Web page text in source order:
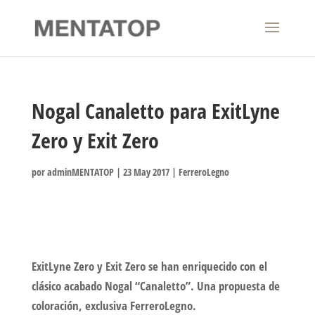
Nogal Canaletto para ExitLyne
Zero y Exit Zero
poradminMENTATOP| 23 May 2017| FerreroLegno
ExitLyne Zero y Exit Zero se han enriquecido con el
clásico acabado Nogal “Canaletto”. Una propuesta de
coloración, exclusiva FerreroLegno.